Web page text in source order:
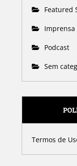
Featured
Imprensa
Podcast
Sem
Termos de